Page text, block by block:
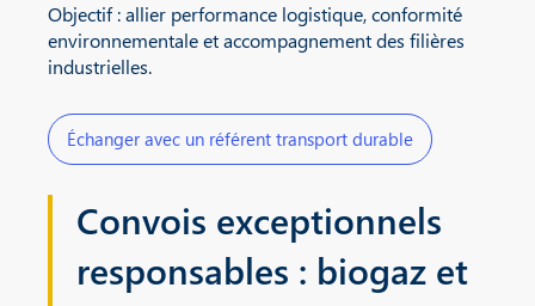
Objectif : allier performance logistique, conformité
environnementale et accompagnement des filières
industrielles.
Échanger avec un référent transport durable
Convois exceptionnels
responsables : biogaz et